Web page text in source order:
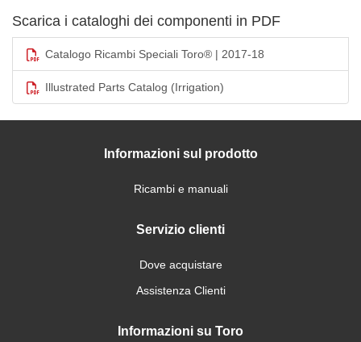
Scarica i cataloghi dei componenti in PDF
Catalogo Ricambi Speciali Toro® | 2017-18
Illustrated Parts Catalog (Irrigation)
Informazioni sul prodotto
Ricambi e manuali
Servizio clienti
Dove acquistare
Assistenza Clienti
Informazioni su Toro